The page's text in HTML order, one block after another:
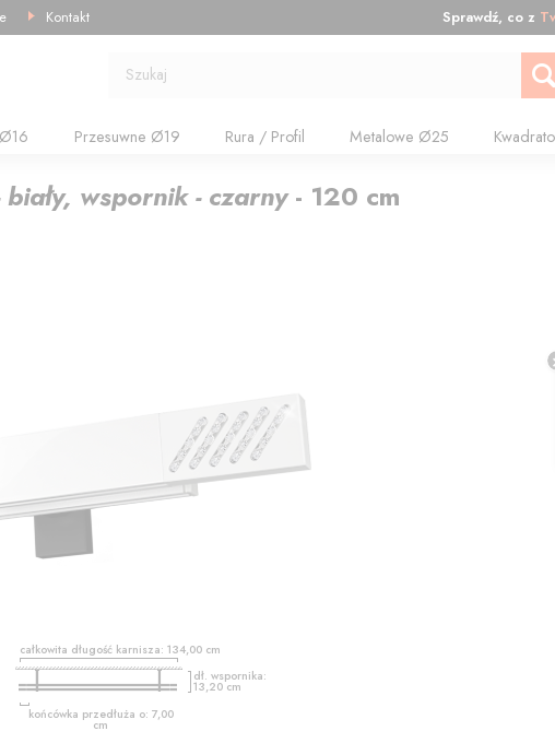
Sprawdź, co z
Szukaj
Przesuwne Ø19 Rura / Profil Metalowe Ø25
Kontakt
wspornik - czarny- 120 cm
całkowita długość karnisza: 134,00cm
dł. wspornika:
13,20cm
końcówka przedłuża o: 7,00
cm